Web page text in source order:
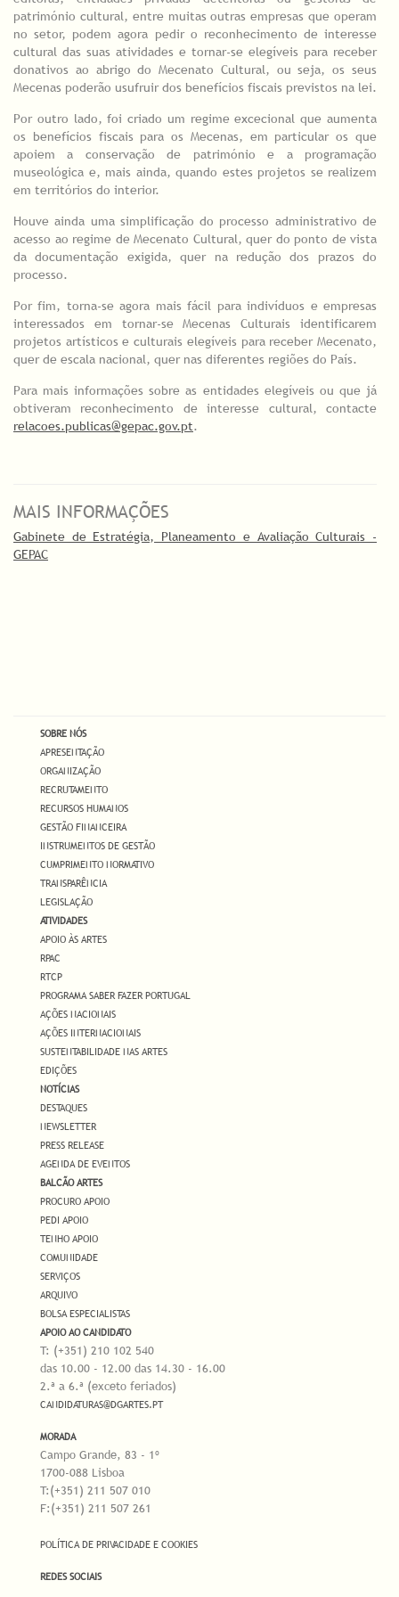
património cultural, entre muitas outras empresas que operam
no setor, podem agora pedir o reconhecimento de interesse
cultural das suas atividades e tornar-se elegíveis para receber
donativos ao abrigo do Mecenato Cultural, ou seja, os seus
Mecenas poderão usufruir dos benefícios fiscais previstos na lei.
Por outro lado, foi criado um regime excecional que aumenta
os benefícios fiscais para os Mecenas, em particular os que
apoiem a conservação de património e a programação
museológica e, mais ainda, quando estes projetos se realizem
em territórios do interior.
Houve ainda uma simplificação do processo administrativo de
acesso ao regime de Mecenato Cultural, quer do ponto de vista
da documentação exigida, quer na redução dos prazos do
processo.
Por fim, torna-se agora mais fácil para indivíduos e empresas
interessados em tornar-se Mecenas Culturais identificarem
projetos artísticos e culturais elegíveis para receber Mecenato,
quer de escala nacional, quer nas diferentes regiões do País.
Para mais informações sobre as entidades elegíveis ou que já
obtiveram reconhecimento de interesse cultural, contacte
relacoes.publicas@gepac.gov.pt.
MAIS INFORMAÇÕES
Gabinete de Estratégia, Planeamento e Avaliação Culturais -
GEPAC
SOBRE NÓS
APRESENTAÇÃO
ORGANIZAÇÃO
RECRUTAMENTO
RECURSOS HUMANOS
GESTÃO FINANCEIRA
INSTRUMENTOS DE GESTÃO
CUMPRIMENTO NORMATIVO
TRANSPARÊNCIA
LEGISLAÇÃO
ATIVIDADES
APOIO ÀS ARTES
RPAC
RTCP
PROGRAMA SABER FAZER PORTUGAL
AÇÕES NACIONAIS
AÇÕES INTERNACIONAIS
SUSTENTABILIDADE NAS ARTES
EDIÇÕES
NOTÍCIAS
DESTAQUES
NEWSLETTER
PRESS RELEASE
AGENDA DE EVENTOS
BALCÃO ARTES
PROCURO APOIO
PEDI APOIO
TENHO APOIO
COMUNIDADE
SERVIÇOS
ARQUIVO
BOLSA ESPECIALISTAS
APOIO AO CANDIDATO
T: (+351) 210 102 540
das 10.00 - 12.00 das 14.30 - 16.00
2.ª a 6.ª (exceto feriados)
CANDIDATURAS@DGARTES.PT
MORADA
Campo Grande, 83 - 1º
1700-088 Lisboa
T:(+351) 211 507 010
F:(+351) 211 507 261
POLÍTICA DE PRIVACIDADE E COOKIES
REDES SOCIAIS